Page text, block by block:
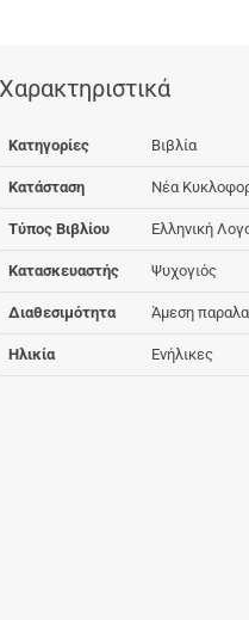
Χαρακτηριστικά
Κατηγορίες Βιβλία
Κατάσταση Νέα
Τύπος Βιβλίου Ελληνική
Κατασκευαστής Ψυχογιός
Διαθεσιμότητα Άμεση
Ηλικία Ενήλικες